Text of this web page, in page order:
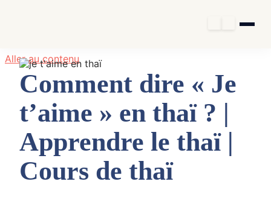
Aller au contenu
Comment dire « Je
t’aime » en thaï ? |
Apprendre le thaï |
Cours de thaï